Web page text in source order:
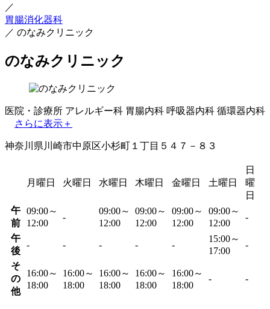
／
胃腸消化器科
／ のなみクリニック
のなみクリニック
医院・診療所 アレルギー科 胃腸内科 呼吸器内科 循環器内科
さらに表示＋
神奈川県川崎市中原区小杉町１丁目５４７－８３
月曜日 火曜日 水曜日 木曜日 金曜日 土曜日
日
曜
日
午
前
09:00～
12:00
-
09:00～
12:00
09:00～
12:00
09:00～
12:00
09:00～
12:00
-
午
後
- - - - -
15:00～
17:00
-
そ
の
他
16:00～
18:00
16:00～
18:00
16:00～
18:00
16:00～
18:00
16:00～
18:00
- -